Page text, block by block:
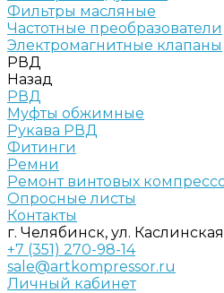
Фильтры масляные
Частотные преобразователи
Электромагнитные клапаны
РВД
Назад
РВД
Муфты обжимные
Рукава РВД
Фитинги
Ремни
Ремонт винтовых
Опросные листы
Контакты
г. Челябинск, ул.
+7 (351) 270-98-14
sale@artkompressor.ru
Личный кабинет